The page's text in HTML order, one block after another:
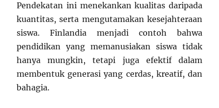
Pendekatan ini menekankan kualitas daripada
kuantitas, serta mengutamakan kesejahteraan
siswa. Finlandia menjadi contoh bahwa
pendidikan yang memanusiakan siswa tidak
hanya mungkin, tetapi juga efektif dalam
membentuk generasi yang cerdas, kreatif, dan
bahagia.